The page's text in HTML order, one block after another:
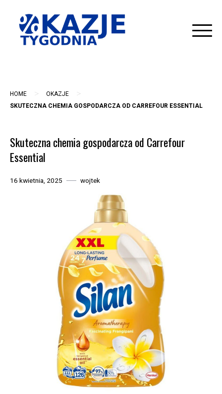
content
HOME > OKAZJE >
SKUTECZNA CHEMIA GOSPODARCZA OD CARREFOUR ESSENTIAL
Skuteczna chemia gospodarcza od Carrefour
Essential
16 kwietnia, 2025 wojtek